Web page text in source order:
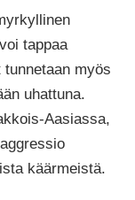
tappaa
myös
uhattuna.
Aasiassa,
käärmeistä.